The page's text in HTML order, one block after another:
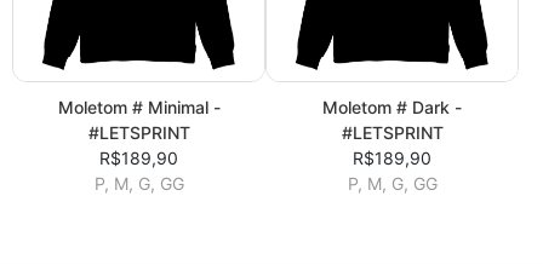
Moletom # Minimal -
#LETSPRINT
R$189,90
P, M, G, GG
Moletom # Dark -
#LETSPRINT
R$189,90
P, M, G, GG